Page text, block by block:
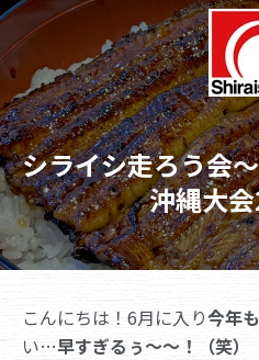
シライシ走ろう会
沖縄大
こんにちは！6月に入り今年
い…早すぎるぅ～～！（笑）